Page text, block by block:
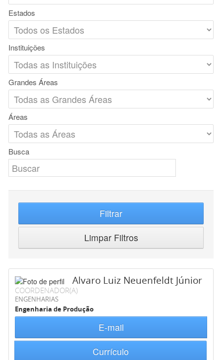
Estados
Instituições
Grandes Áreas
Áreas
Busca
Filtrar
Limpar Filtros
Alvaro Luiz Neuenfeldt Júnior
COORDENADOR(A)
ENGENHARIAS
Engenharia de Produção
E-mail
Currículo